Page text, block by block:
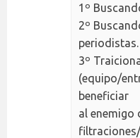
1º
2º
3º
(equipo/
beneficiar
al enemigo